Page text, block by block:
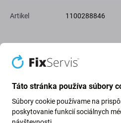
Artikel 1100288846
Táto stránka používa súbory
Súbory cookie používame na
poskytovanie funkcií sociálnych